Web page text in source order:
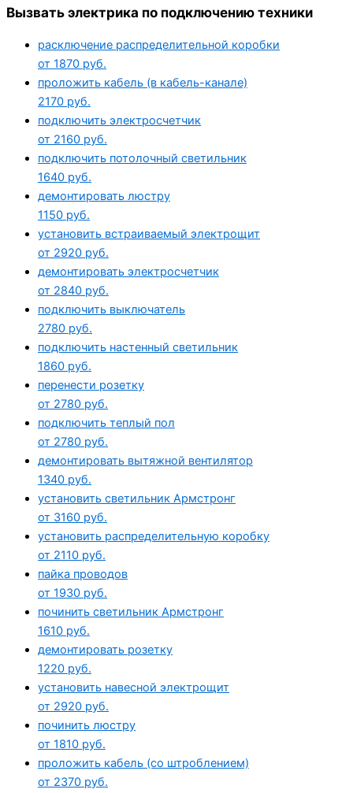
Вызвать электрика по подключению техники
расключение распределительной коробки
от 1870 руб.
проложить кабель (в кабель-канале)
2170 руб.
подключить электросчетчик
от 2160 руб.
подключить потолочный светильник
1640 руб.
демонтировать люстру
1150 руб.
установить встраиваемый электрощит
от 2920 руб.
демонтировать электросчетчик
от 2840 руб.
подключить выключатель
2780 руб.
подключить настенный светильник
1860 руб.
перенести розетку
от 2780 руб.
подключить теплый пол
от 2780 руб.
демонтировать вытяжной вентилятор
1340 руб.
установить светильник Армстронг
от 3160 руб.
установить распределительную коробку
от 2110 руб.
пайка проводов
от 1930 руб.
починить светильник Армстронг
1610 руб.
демонтировать розетку
1220 руб.
установить навесной электрощит
от 2920 руб.
починить люстру
от 1810 руб.
проложить кабель (со штроблением)
от 2370 руб.